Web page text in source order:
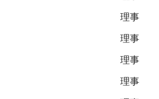
理事
理事
理事
理事